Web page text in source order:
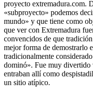
proyecto extremadura.com.
«subproyecto» podemos
mundo» y que tiene como
que ver con Extremadura
convencidos de que
mejor forma de demostrarlo
tradicionalmente
dominó». Fue muy divertido
entraban allí como
un sitio atípico.